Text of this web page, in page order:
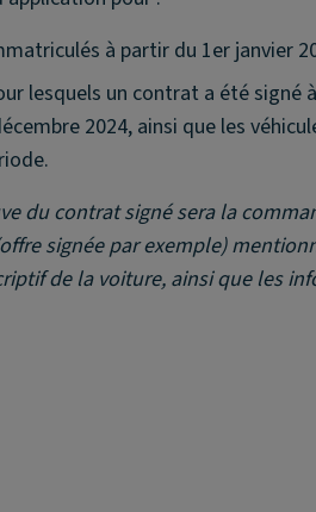
à partir du 1er janvier
lesquels un contrat a été signé
2024, ainsi que les
du contrat signé sera la
signée par exemple)
de la voiture, ainsi que les